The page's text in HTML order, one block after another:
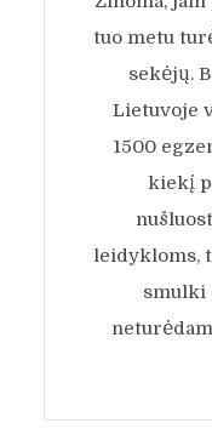
tuo metu
sekėjų.
Lietuvoje
1500
kiekį
leidykloms,
smulki